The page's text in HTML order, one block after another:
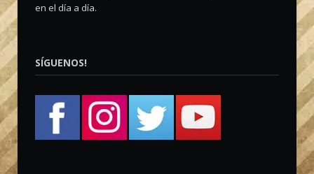
en el día a día.
SÍGUENOS!